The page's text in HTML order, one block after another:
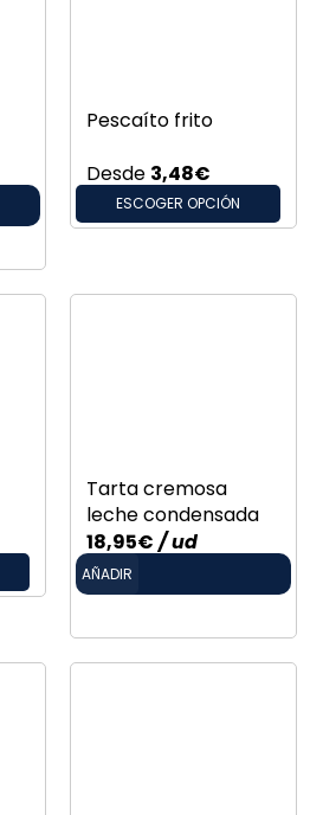
Pescaíto frito
Desde 3,48€
ESCOGER OPCIÓN
Tarta cremosa
leche condensada
18,95€/ ud
AÑADIR